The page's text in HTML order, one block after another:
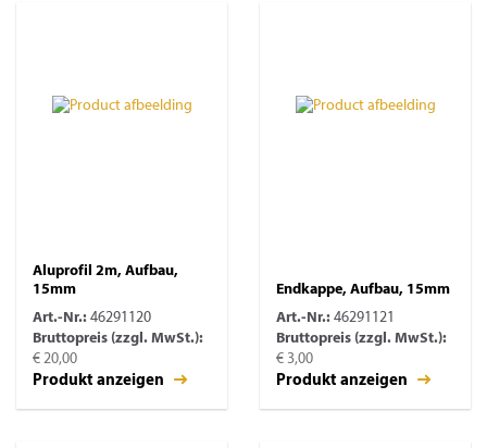
Aluprofil 2m, Aufbau,
15mm
Art.-Nr.: 46291120
Bruttopreis (zzgl. MwSt.):
€ 20,00
Produkt anzeigen
Endkappe, Aufbau, 15mm
Art.-Nr.: 46291121
Bruttopreis (zzgl. MwSt.):
€ 3,00
Produkt anzeigen